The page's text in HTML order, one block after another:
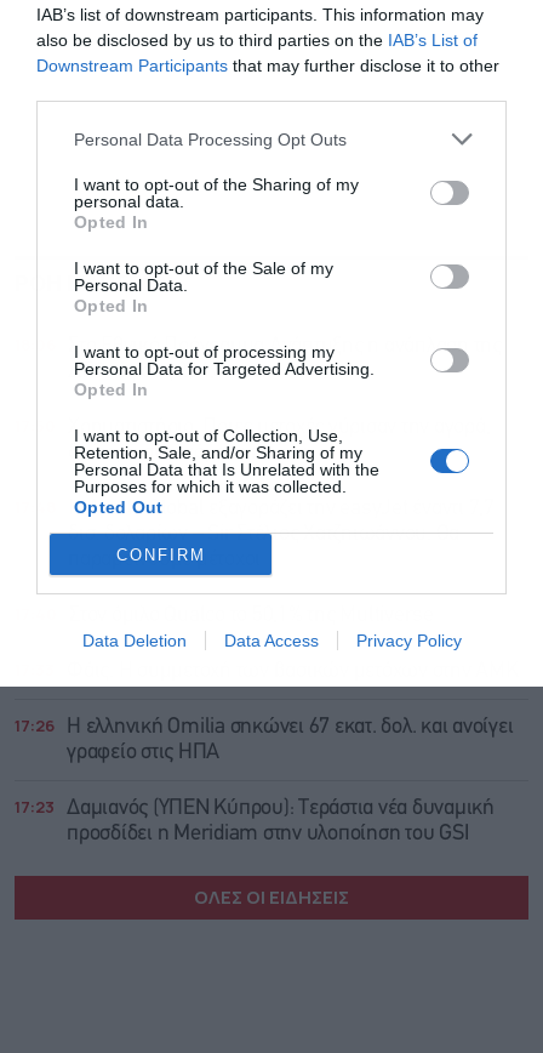
IAB’s list of downstream participants. This information may
also be disclosed by us to third parties on the IAB’s List of
Downstream Participants that may further disclose it to other
Personal Data Processing Opt Outs
I want to opt-out of the Sharing of my
personal data.
Opted In
I want to opt-out of the Sale of my
Personal Data.
Opted In
I want to opt-out of processing my
Personal Data for Targeted Advertising.
Opted In
I want to opt-out of Collection, Use,
Retention, Sale, and/or Sharing of my
Personal Data that Is Unrelated with the
Purposes for which it was collected.
Opted Out
CONFIRM
Data Deletion Data Access Privacy Policy
ΡΟΗ ΕΙΔΗΣΕΩΝ ΔΗΜΟΦΙΛΗ
Στο Εθνικό Πρόγραμμα Ανάπτυξης η ανάπλαση της
ΔΕΘ, ύψους 204,6 εκατ.
Χρηματιστήριο: Ποιες μετοχές γύρισαν την αγορά,
δεύτερη συνεχόμενη πτώση
Η Apollo Global εξαγοράζει την easyJet έναντι 7,7
δισ. δολαρίων – Sir Στέλιος Χατζηιωάννου: Θα
παραμείνουμε μέτοχοι
17:26
Η ελληνική Omilia σηκώνει 67 εκατ. δολ. και ανοίγει
γραφείο στις ΗΠΑ
17:23
Δαμιανός (ΥΠΕΝ Κύπρου): Τεράστια νέα δυναμική
προσδίδει η Meridiam στην υλοποίηση του GSI
ΟΛΕΣ ΟΙ ΕΙΔΗΣΕΙΣ
Εγγραφή στο
και την πολιτική απορρήτου